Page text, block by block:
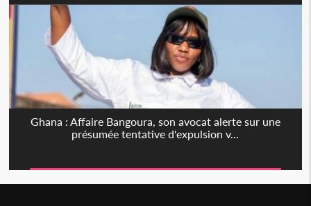
Ghana : Affaire Bangoura, son avocat alerte sur une
présumée tentative d'expulsion v...